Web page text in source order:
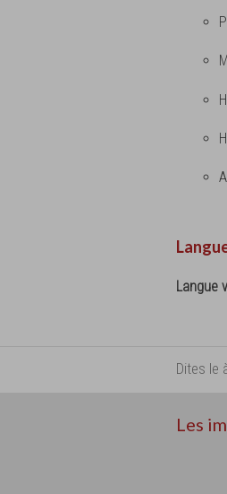
Langue
Dites le
Les